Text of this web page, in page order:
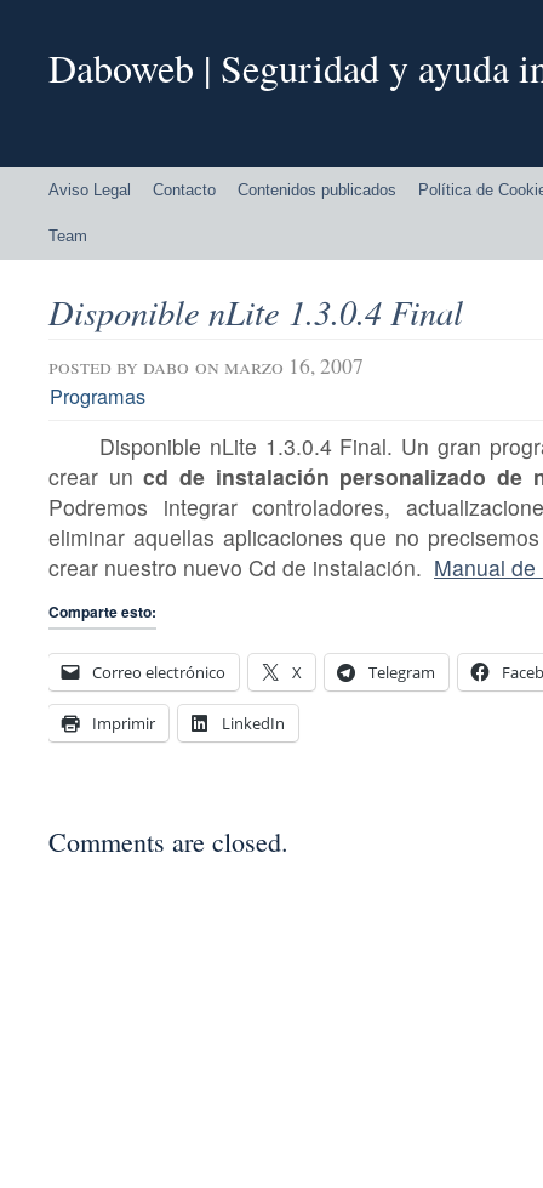
Daboweb | Seguridad y ayuda
Aviso Legal Contacto Contenidos publicados Política de
Team
Disponible nLite 1.3.0.4 Final
posted by dabo on marzo 16, 2007
Programas
Disponible nLite 1.3.0.4 Final. Un gran
crear uncd de instalación personalizado de
Podremos integrar controladores,
eliminar aquellas aplicaciones que no
crear nuestro nuevo Cd de instalación. Manual
Comparte esto:
Correo electrónico X Telegram
Imprimir LinkedIn
Comments are closed.